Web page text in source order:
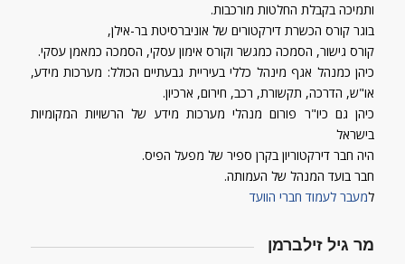
ותמיכה בקבלת החלטות מורכבות.
בוגר קורס הכשרת דירקטורים של אוניברסיטת בר-אילן,
קורס גישור, הסמכה כמגשר וקורס אימון עסקי, הסמכה כמאמן עסקי.
כיהן כמנהל אגף מינהל כללי בעיריית גבעתיים הכולל: מערכות מידע,
או"ש, הדרכה, תקשורת, רכב, חירום, ארכיון.
כיהן גם כיו"ר פורום מנהלי מערכות מידע של הרשויות המקומיות
בישראל
היה חבר דירקטוריון בקרן ספיר של מפעל הפיס.
חבר בועד המנהל של העמותה.
למעבר לעמוד חברי הוועד
מר גיל זילברמן